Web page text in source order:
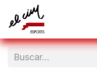
Ir al contenido